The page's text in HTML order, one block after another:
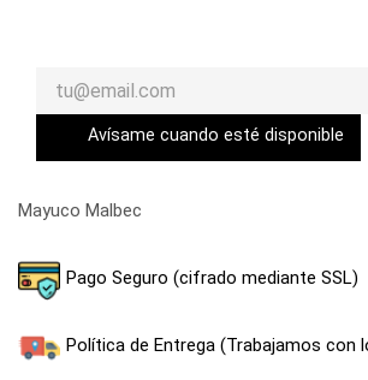
Avísame cuando esté disponible
Mayuco Malbec
Pago Seguro (cifrado mediante SSL)
Política de Entrega (Trabajamos con